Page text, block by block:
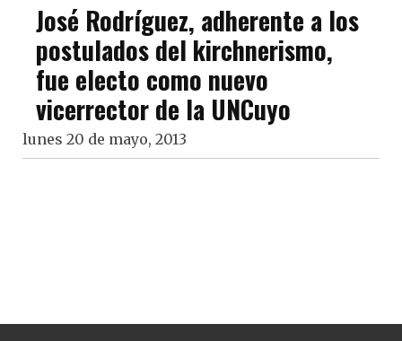
José Rodríguez, adherente a los
postulados del kirchnerismo,
fue electo como nuevo
vicerrector de la UNCuyo
lunes 20 de mayo, 2013